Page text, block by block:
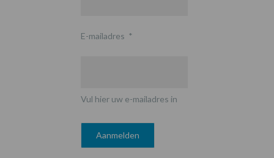
E-mailadres *
Vul hier uw e-mailadres in